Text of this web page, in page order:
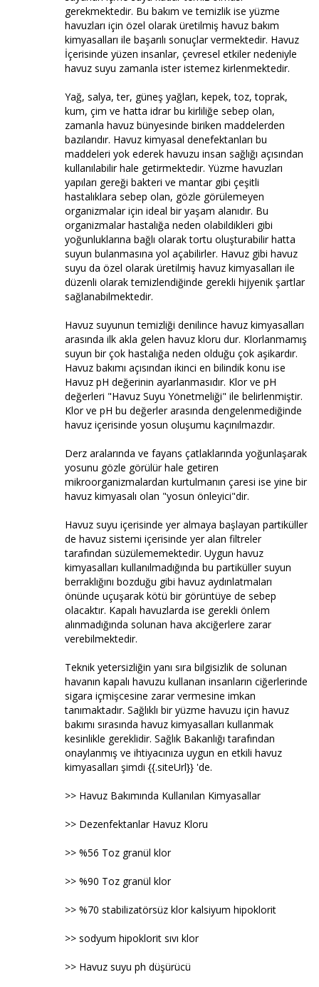
gerekmektedir. Bu bakım ve temizlik ise yüzme
havuzları için özel olarak üretilmiş havuz bakım
kimyasalları ile başarılı sonuçlar vermektedir. Havuz
İçerisinde yüzen insanlar, çevresel etkiler nedeniyle
havuz suyu zamanla ister istemez kirlenmektedir.
Yağ, salya, ter, güneş yağları, kepek, toz, toprak,
kum, çim ve hatta idrar bu kirliliğe sebep olan,
zamanla havuz bünyesinde biriken maddelerden
bazılarıdır. Havuz kimyasal denefektanları bu
maddeleri yok ederek havuzu insan sağlığı açısından
kullanılabilir hale getirmektedir. Yüzme havuzları
yapıları gereği bakteri ve mantar gibi çeşitli
hastalıklara sebep olan, gözle görülemeyen
organizmalar için ideal bir yaşam alanıdır. Bu
organizmalar hastalığa neden olabildikleri gibi
yoğunluklarına bağlı olarak tortu oluşturabilir hatta
suyun bulanmasına yol açabilirler. Havuz gibi havuz
suyu da özel olarak üretilmiş havuz kimyasalları ile
düzenli olarak temizlendiğinde gerekli hijyenik şartlar
sağlanabilmektedir.
Havuz suyunun temizliği denilince havuz kimyasalları
arasında ilk akla gelen havuz kloru dur. Klorlanmamış
suyun bir çok hastalığa neden olduğu çok aşikardır.
Havuz bakımı açısından ikinci en bilindik konu ise
Havuz pH değerinin ayarlanmasıdır. Klor ve pH
değerleri "Havuz Suyu Yönetmeliği" ile belirlenmiştir.
Klor ve pH bu değerler arasında dengelenmediğinde
havuz içerisinde yosun oluşumu kaçınılmazdır.
Derz aralarında ve fayans çatlaklarında yoğunlaşarak
yosunu gözle görülür hale getiren
mikroorganizmalardan kurtulmanın çaresi ise yine bir
havuz kimyasalı olan "yosun önleyici"dir.
Havuz suyu içerisinde yer almaya başlayan partiküller
de havuz sistemi içerisinde yer alan filtreler
tarafından süzülememektedir. Uygun havuz
kimyasalları kullanılmadığında bu partiküller suyun
berraklığını bozduğu gibi havuz aydınlatmaları
önünde uçuşarak kötü bir görüntüye de sebep
olacaktır. Kapalı havuzlarda ise gerekli önlem
alınmadığında solunan hava akciğerlere zarar
verebilmektedir.
Teknik yetersizliğin yanı sıra bilgisizlik de solunan
havanın kapalı havuzu kullanan insanların ciğerlerinde
sigara içmişcesine zarar vermesine imkan
tanımaktadır. Sağlıklı bir yüzme havuzu için havuz
bakımı sırasında havuz kimyasalları kullanmak
kesinlikle gereklidir. Sağlık Bakanlığı tarafından
onaylanmış ve ihtiyacınıza uygun en etkili havuz
kimyasalları şimdi {{.siteUrl}} 'de.
>> Havuz Bakımında Kullanılan Kimyasallar
>> Dezenfektanlar Havuz Kloru
>> %56 Toz granül klor
>> %90 Toz granül klor
>> %70 stabilizatörsüz klor kalsiyum hipoklorit
>> sodyum hipoklorit sıvı klor
>> Havuz suyu ph düşürücü